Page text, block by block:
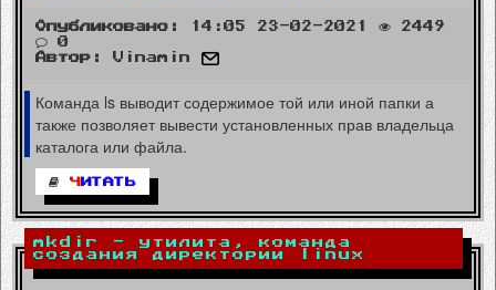
Опубликовано: 14:05 23-02-2021
2449
0
Автор:
Vinamin
Команда ls выводит содержимое той или иной папки а
также позволяет вывести установленных прав владельца
каталога или файла.
Ч ИТАТЬ
mkdir - утилита, команда
создания директории linux